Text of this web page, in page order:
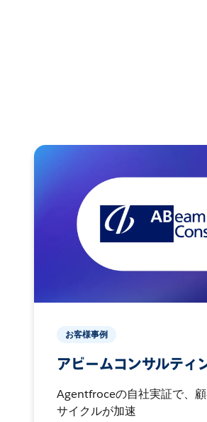
お客様事例
アビームコンサルティ
Agentfroceの自社実証で、
サイクルが加速